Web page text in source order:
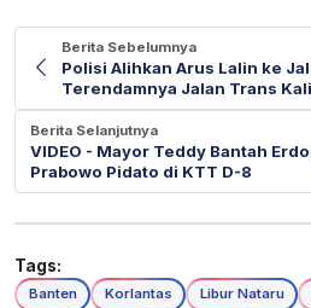
Berita Sebelumnya
Polisi Alihkan Arus Lalin ke
Terendamnya Jalan Trans
Berita Selanjutnya
VIDEO - Mayor Teddy Bantah
Prabowo Pidato di KTT D-8
Tags:
Banten Korlantas Libur Nataru